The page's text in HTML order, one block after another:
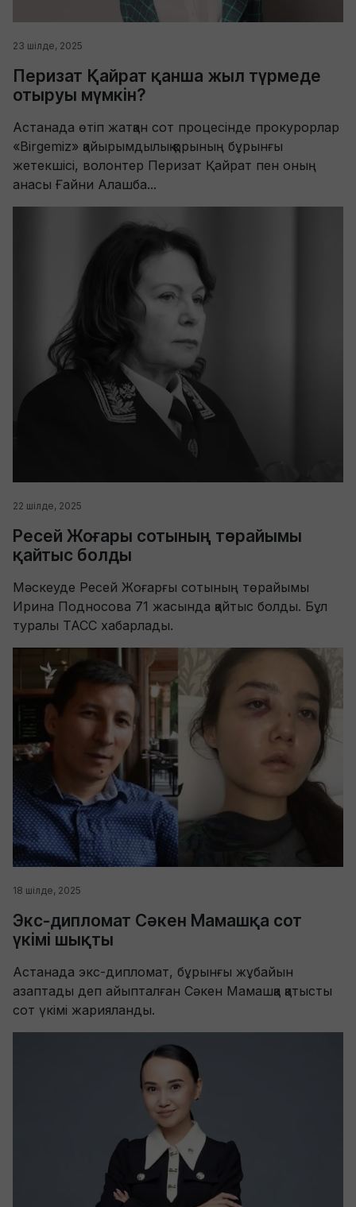
23 шілде, 2025
Перизат Қайрат қанша жыл түрмеде
отыруы мүмкін?
Астанада өтіп жатқан сот процесінде прокурорлар
«Birgemiz» қайырымдылық қорының бұрынғы
жетекшісі, волонтер Перизат Қайрат пен оның
анасы Ғайни Алашба...
22 шілде, 2025
Ресей Жоғары сотының төрайымы
қайтыс болды
Мәскеуде Ресей Жоғарғы сотының төрайымы
Ирина Подносова 71 жасында қайтыс болды. Бұл
туралы ТАСС хабарлады.
18 шілде, 2025
Экс-дипломат Сәкен Мамашқа сот
үкімі шықты
Астанада экс-дипломат, бұрынғы жұбайын
азаптады деп айыпталған Сәкен Мамашқа қатысты
сот үкімі жарияланды.